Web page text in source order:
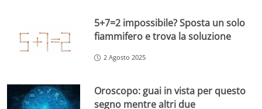
5+7=2 impossibile? Sposta un solo
fiammifero e trova la soluzione
2 Agosto 2025
Oroscopo: guai in vista per questo
segno mentre altri due